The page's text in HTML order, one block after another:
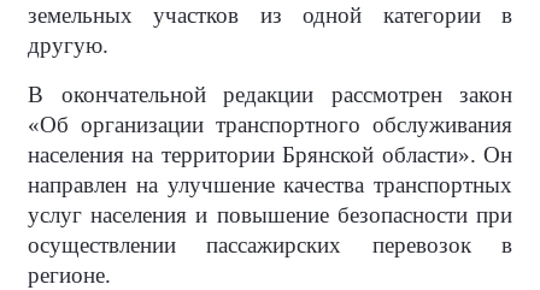
земельных участков из одной категории в
другую.
В окончательной редакции рассмотрен закон
«Об организации транспортного обслуживания
населения на территории Брянской области». Он
направлен на улучшение качества транспортных
услуг населения и повышение безопасности при
осуществлении пассажирских перевозок в
регионе.